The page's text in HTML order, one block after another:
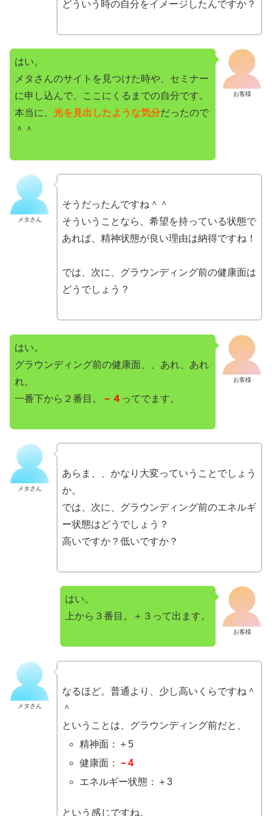
どういう時の自分をイメージしたんですか？
お客様
はい。
メタさんのサイトを見つけた時や、セミナー
に申し込んで、ここにくるまでの自分です。
本当に、 光を見出したような気分だったので
＾＾
メタさん
そうだったんですね＾＾
そういうことなら、希望を持っている状態で
あれば、精神状態が良い理由は納得ですね！
では、次に、グラウンディング前の健康面は
どうでしょう？
お客様
はい。
グラウンディング前の健康面、、あれ、あれ
れ。
一番下から２番目。
－４ ってでます。
メタさん
あらま、、かなり大変っていうことでしょう
か。
では、次に、グラウンディング前のエネルギ
ー状態はどうでしょう？
高いですか？低いですか？
お客様
はい。
上から３番目。＋３って出ます。
メタさん
なるほど。普通より、少し高いくらですね＾
＾
ということは、グラウンディング前だと、
精神面：＋5
健康面：
－4
エネルギー状態：＋3
という感じですね。